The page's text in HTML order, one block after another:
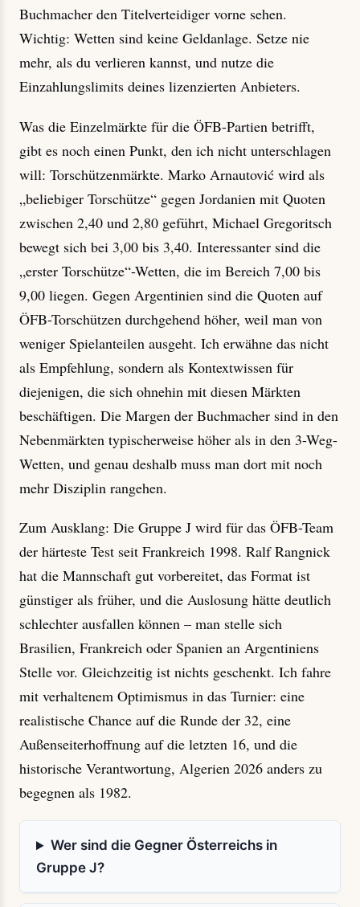
Buchmacher den Titelverteidiger vorne sehen.
Wichtig: Wetten sind keine Geldanlage. Setze nie
mehr, als du verlieren kannst, und nutze die
Einzahlungslimits deines lizenzierten Anbieters.
Was die Einzelmärkte für die ÖFB-Partien betrifft,
gibt es noch einen Punkt, den ich nicht unterschlagen
will: Torschützenmärkte. Marko Arnautović wird als
„beliebiger Torschütze“ gegen Jordanien mit Quoten
zwischen 2,40 und 2,80 geführt, Michael Gregoritsch
bewegt sich bei 3,00 bis 3,40. Interessanter sind die
„erster Torschütze“-Wetten, die im Bereich 7,00 bis
9,00 liegen. Gegen Argentinien sind die Quoten auf
ÖFB-Torschützen durchgehend höher, weil man von
weniger Spielanteilen ausgeht. Ich erwähne das nicht
als Empfehlung, sondern als Kontextwissen für
diejenigen, die sich ohnehin mit diesen Märkten
beschäftigen. Die Margen der Buchmacher sind in den
Nebenmärkten typischerweise höher als in den 3-Weg-
Wetten, und genau deshalb muss man dort mit noch
mehr Disziplin rangehen.
Zum Ausklang: Die Gruppe J wird für das ÖFB-Team
der härteste Test seit Frankreich 1998. Ralf Rangnick
hat die Mannschaft gut vorbereitet, das Format ist
günstiger als früher, und die Auslosung hätte deutlich
schlechter ausfallen können – man stelle sich
Brasilien, Frankreich oder Spanien an Argentiniens
Stelle vor. Gleichzeitig ist nichts geschenkt. Ich fahre
mit verhaltenem Optimismus in das Turnier: eine
realistische Chance auf die Runde der 32, eine
Außenseiterhoffnung auf die letzten 16, und die
historische Verantwortung, Algerien 2026 anders zu
begegnen als 1982.
Wer sind die Gegner Österreichs in
Gruppe J?